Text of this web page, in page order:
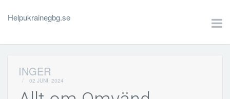
Helpukrainegbg.se
INGER
/ 02 JUNI, 2024